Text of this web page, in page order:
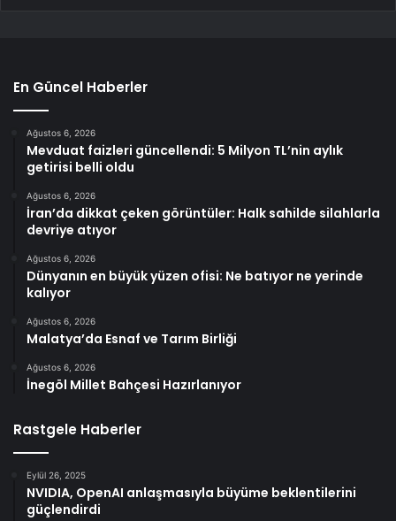
En Güncel Haberler
Ağustos 6, 2026
Mevduat faizleri güncellendi: 5 Milyon TL’nin aylık
getirisi belli oldu
Ağustos 6, 2026
İran’da dikkat çeken görüntüler: Halk sahilde silahlarla
devriye atıyor
Ağustos 6, 2026
Dünyanın en büyük yüzen ofisi: Ne batıyor ne yerinde
kalıyor
Ağustos 6, 2026
Malatya’da Esnaf ve Tarım Birliği
Ağustos 6, 2026
İnegöl Millet Bahçesi Hazırlanıyor
Rastgele Haberler
Eylül 26, 2025
NVIDIA, OpenAI anlaşmasıyla büyüme beklentilerini
güçlendirdi